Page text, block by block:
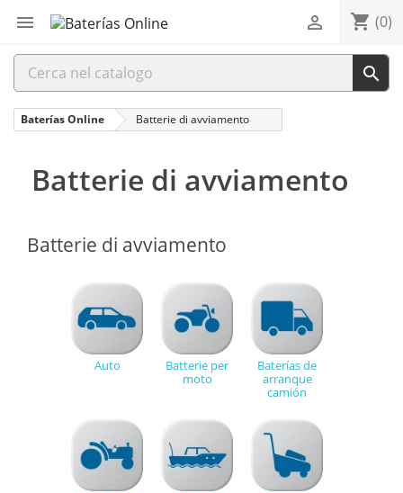
 shopping_cart (0)


Baterías Online Batterie di avviamento
Batterie di avviamento
Batterie di avviamento
Auto
Batterie per
moto
Baterías de
arranque
camión